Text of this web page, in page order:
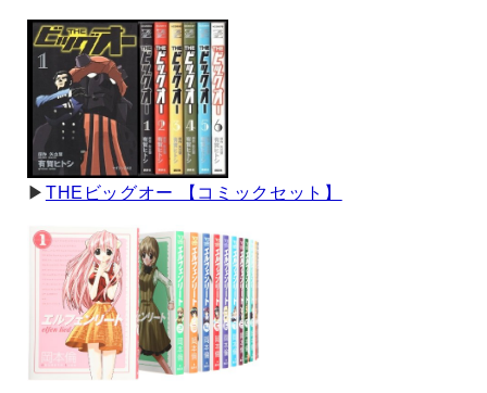
▶︎ THEビッグオー 【コミックセット】